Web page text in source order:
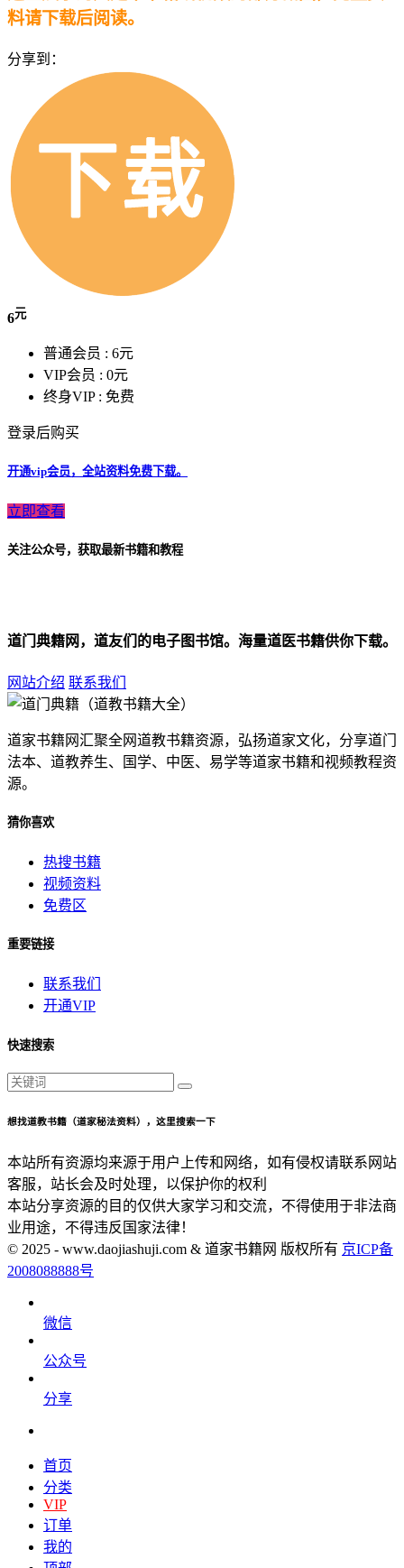
料请下载后阅读。
分享到：
6元
普通会员 : 6元
VIP会员 : 0元
终身VIP : 免费
登录后购买
开通vip会员，全站资料免费下载。
立即查看
关注公众号，获取最新书籍和教程
道门典籍网，道友们的电子图书馆。海量道医书籍供你下载。
网站介绍 联系我们
道家书籍网汇聚全网道教书籍资源，弘扬道家文化，分享道门
法本、道教养生、国学、中医、易学等道家书籍和视频教程资
源。
猜你喜欢
热搜书籍
视频资料
免费区
重要链接
联系我们
开通VIP
快速搜索
想找道教书籍（道家秘法资料），这里搜索一下
本站所有资源均来源于用户上传和网络，如有侵权请联系网站
客服，站长会及时处理，以保护你的权利
本站分享资源的目的仅供大家学习和交流，不得使用于非法商
业用途，不得违反国家法律！
© 2025 - www.daojiashuji.com & 道家书籍网 版权所有 京ICP备
2008088888号
微信
公众号
分享
首页
分类
VIP
订单
我的